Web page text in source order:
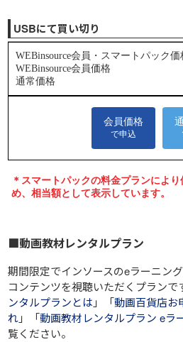
USBにて買い切り
■動画教材レンタルプラン
期間限定でインソースのeラーニン
コンテンツを視聴いただくプランで
ンタルプランとは 」「動画百貨店お
れ」「動画教材レンタルプラン eラ
覧ください。